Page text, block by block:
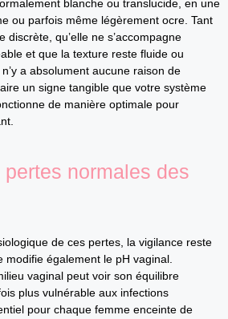
blanche ou translucide, en une
ou parfois même légèrement ocre. Tant
discrète, qu’elle ne s’accompagne
et que la texture reste fluide ou
a absolument aucune raison de
un signe tangible que votre système
de manière optimale pour
normales des
de ces pertes, la vigilance reste
également le pH vaginal.
vaginal peut voir son équilibre
plus vulnérable aux infections
pour chaque femme enceinte de